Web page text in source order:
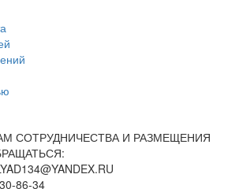
СОТРУДНИЧЕСТВА И РАЗМЕЩЕНИЯ
86-34